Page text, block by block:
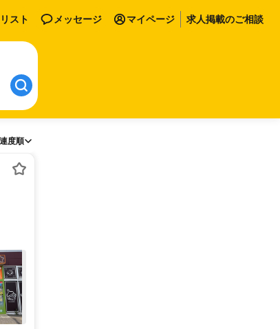
スト メッセージ マイページ 求人掲載のご相談
度順